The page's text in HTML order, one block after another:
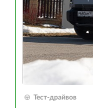
Тест-драйвов